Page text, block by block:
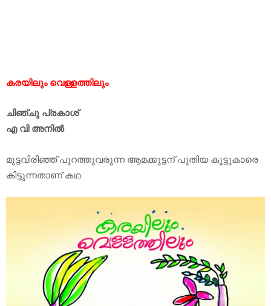
കരയിലും വെള്ളത്തിലും
ചിഞ്ചു പ്രകാശ്‌
എ വി അനില്‍
മുട്ടവിരിഞ്ഞ് പുറത്തുവരുന്ന ആമക്കുട്ടന് പുതിയ കൂട്ടുകാരെ
കിട്ടുന്നതാണ് കഥ